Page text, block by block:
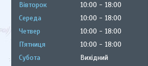
Вівторок
10:00
18:00
Середа
10:00
18:00
Четвер
10:00
18:00
Пʼятниця
10:00
18:00
Субота
Вихідний